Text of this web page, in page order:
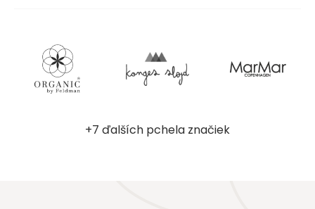
+7 ďalších pchela značiek